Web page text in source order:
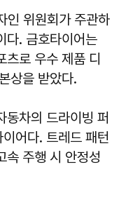
위원회가 주관하
다. 금호타이어는
츠로 우수 제품 디
상을 받았다.
동차의 드라이빙 퍼
어다. 트레드 패턴
속 주행 시 안정성